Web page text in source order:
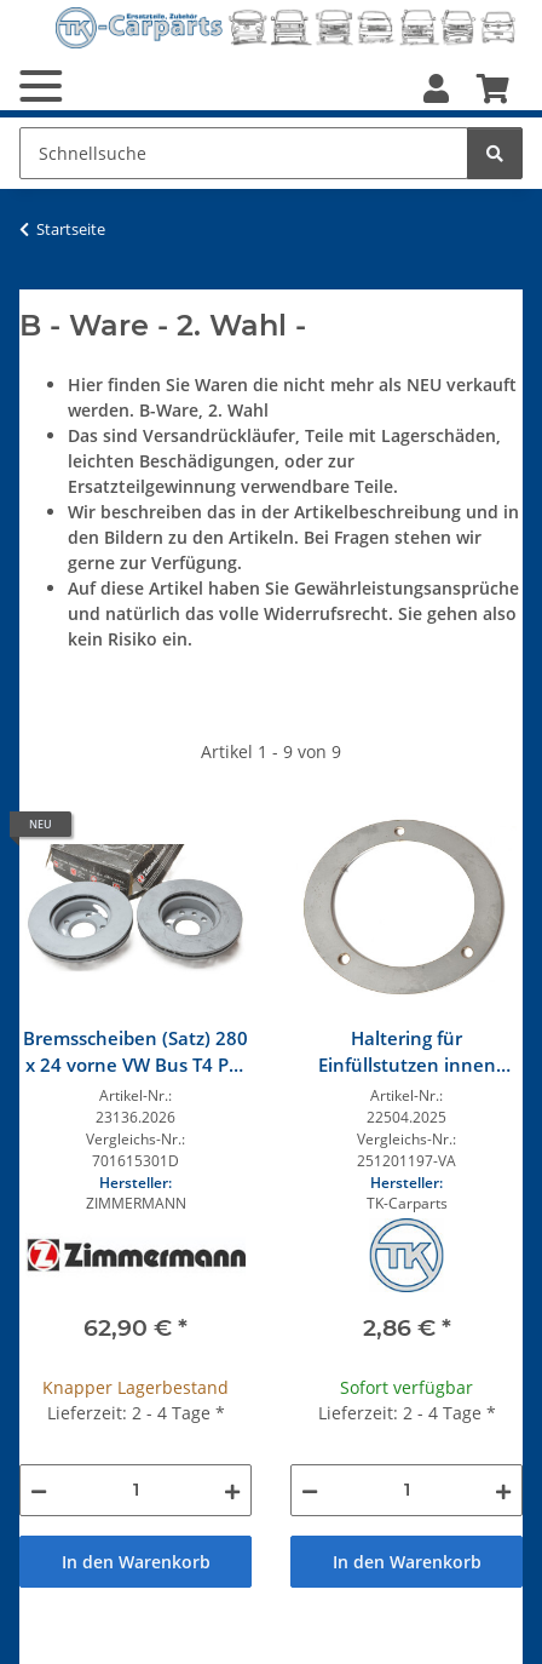
Startseite
B - Ware - 2. Wahl -
Hier finden Sie Waren die nicht mehr als NEU verkauft
werden. B-Ware, 2. Wahl
Das sind Versandrückläufer, Teile mit Lagerschäden,
leichten Beschädigungen, oder zur
Ersatzteilgewinnung verwendbare Teile.
Wir beschreiben das in der Artikelbeschreibung und in
den Bildern zu den Artikeln. Bei Fragen stehen wir
gerne zur Verfügung.
Auf diese Artikel haben Sie Gewährleistungsansprüche
und natürlich das volle Widerrufsrecht. Sie gehen also
kein Risiko ein.
Artikel 1 - 9 von 9
NEU
Bremsscheiben (Satz) 280
x 24 vorne VW Bus T4 PR-
1LE
Artikel-Nr.:
23136.2026
Vergleichs-Nr.:
701615301D
Hersteller:
ZIMMERMANN
62,90 € *
Knapper Lagerbestand
Lieferzeit: 2 - 4 Tage *
In den Warenkorb
Haltering für
Einfüllstutzen innen
EDELSTAHL 2.Wahl
Artikel-Nr.:
22504.2025
Vergleichs-Nr.:
251201197-VA
Hersteller:
TK-Carparts
2,86 € *
Sofort verfügbar
Lieferzeit: 2 - 4 Tage *
In den Warenkorb